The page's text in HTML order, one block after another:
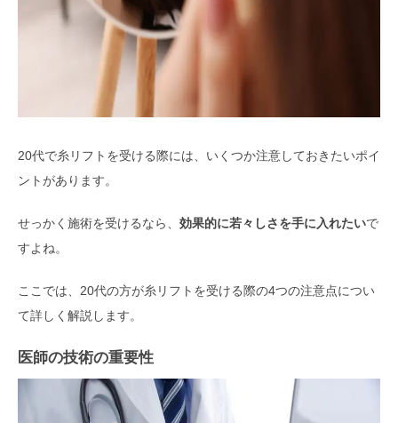
20代で糸リフトを受ける際には、いくつか注意しておきたいポイ
ントがあります。
せっかく施術を受けるなら、 効果的に若々しさを手に入れたいで
すよね。
ここでは、20代の方が糸リフトを受ける際の4つの注意点につい
て詳しく解説します。
医師の技術の重要性